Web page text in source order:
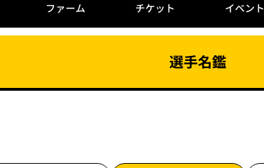
ファーム チケット イベント
選手名鑑